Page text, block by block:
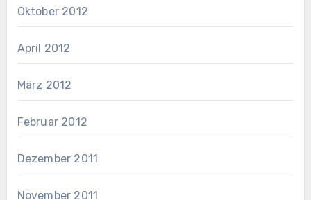
Oktober 2012
April 2012
März 2012
Februar 2012
Dezember 2011
November 2011